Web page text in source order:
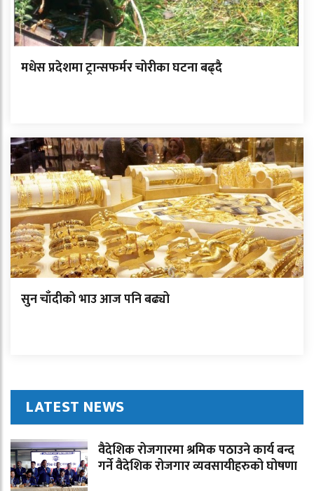
मधेस प्रदेशमा ट्रान्सफर्मर चोरीका घटना बढ्दै
सुन चाँदीको भाउ आज पनि बढ्यो
LATEST NEWS
वैदेशिक रोजगारमा श्रमिक पठाउने कार्य बन्द
गर्ने वैदेशिक रोजगार व्यवसायीहरुको घोषणा